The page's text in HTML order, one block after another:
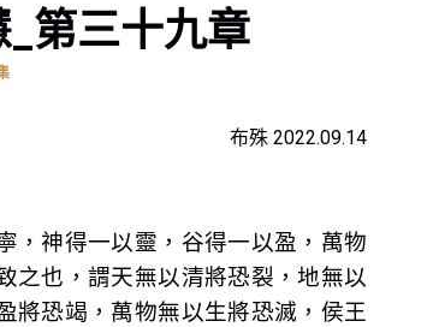
第三十九章
布殊 2022.09.14
，神得一以靈，谷得一以盈，萬物
之也，謂天無以清將恐裂，地無以
將恐竭，萬物無以生將恐滅，侯王